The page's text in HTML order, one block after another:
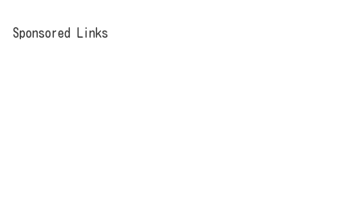
Sponsored Links